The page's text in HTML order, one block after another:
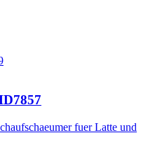
fuer Latte und